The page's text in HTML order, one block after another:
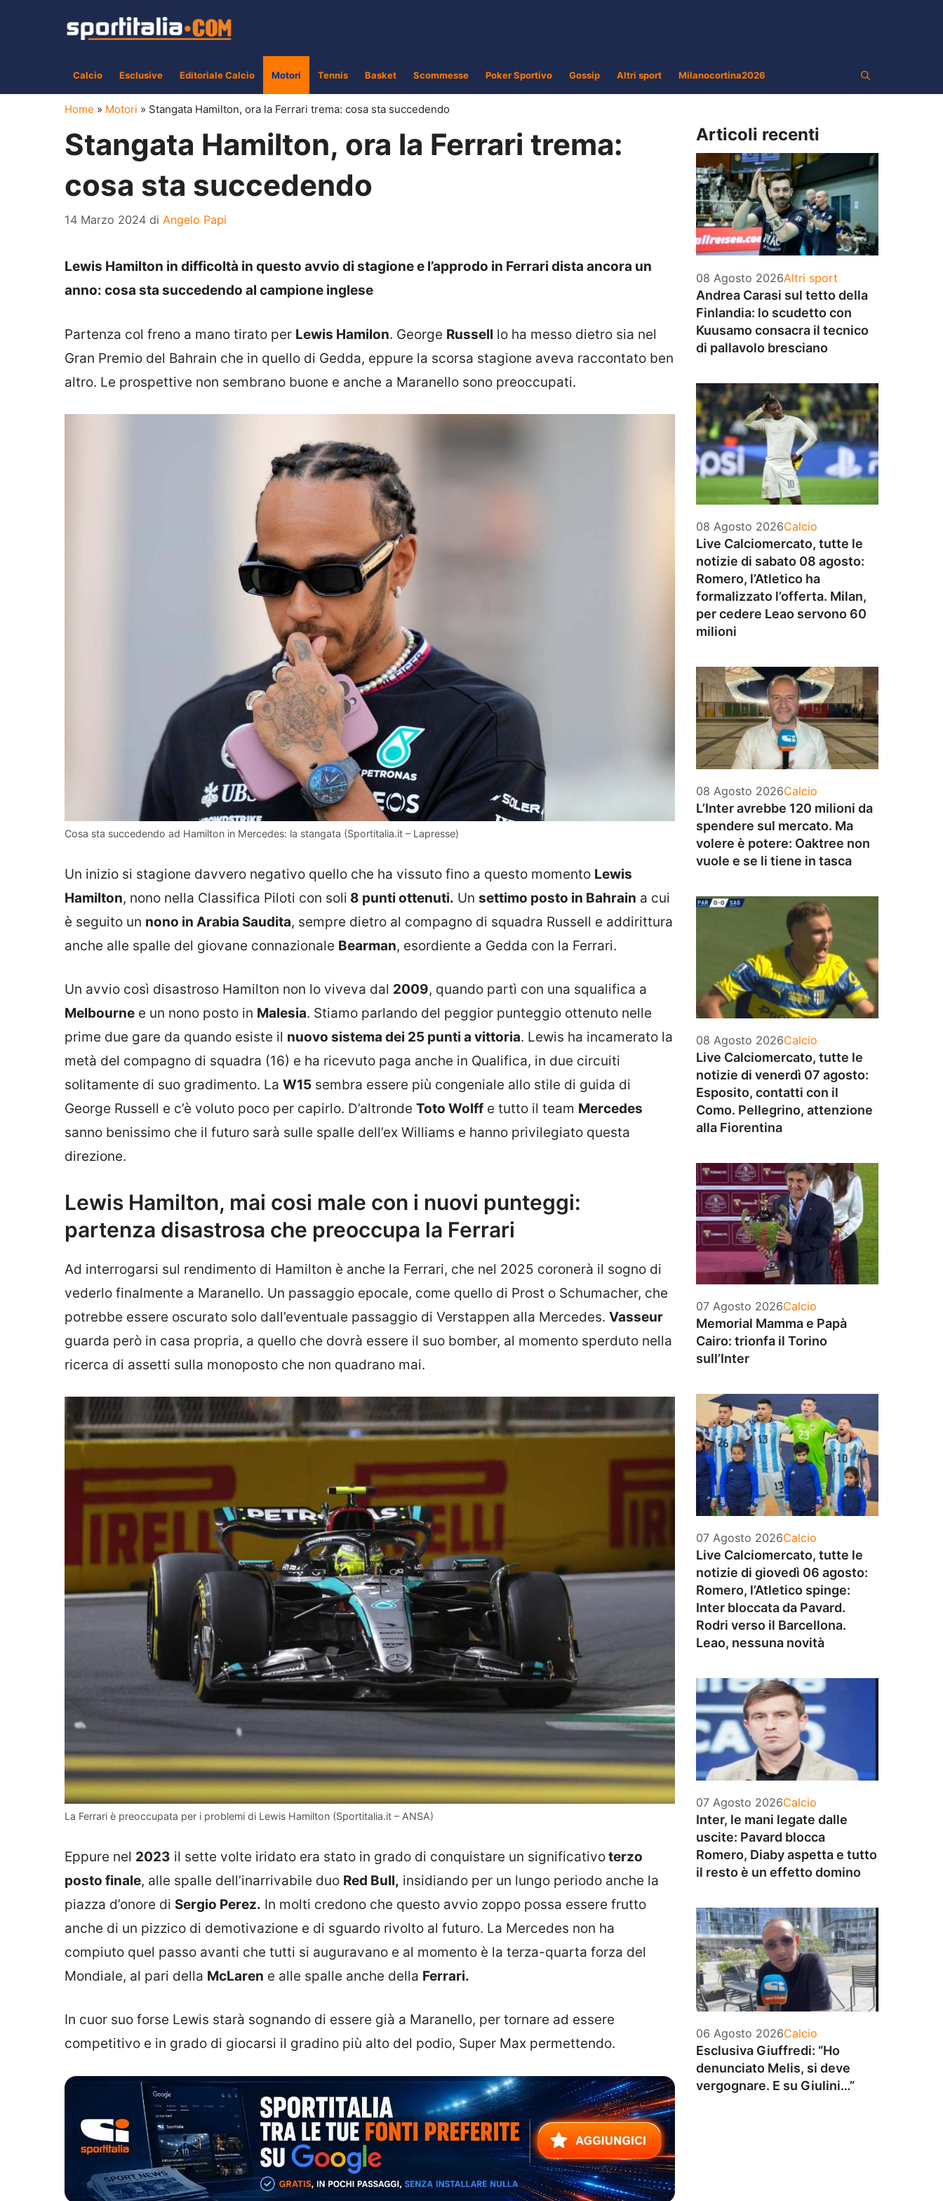
Calcio Esclusive Editoriale Calcio Motori Tennis Basket Scommesse Poker Sportivo Gossip Altri sport Milanocortina2026
Home » Motori » Stangata Hamilton, ora la Ferrari trema: cosa sta succedendo
Stangata Hamilton, ora la Ferrari trema:
cosa sta succedendo
14 Marzo 2024 di Angelo Papi
Lewis Hamilton in difficoltà in questo avvio di stagione e l’approdo in Ferrari dista ancora un
anno: cosa sta succedendo al campione inglese
Partenza col freno a mano tirato per Lewis Hamilon. George Russell lo ha messo dietro sia nel
Gran Premio del Bahrain che in quello di Gedda, eppure la scorsa stagione aveva raccontato ben
altro. Le prospettive non sembrano buone e anche a Maranello sono preoccupati.
Cosa sta succedendo ad Hamilton in Mercedes: la stangata (Sportitalia.it – Lapresse)
Un inizio si stagione davvero negativo quello che ha vissuto fino a questo momento Lewis
Hamilton, nono nella Classifica Piloti con soli 8 punti ottenuti. Un settimo posto in Bahrain a cui
è seguito un nono in Arabia Saudita, sempre dietro al compagno di squadra Russell e addirittura
anche alle spalle del giovane connazionale Bearman, esordiente a Gedda con la Ferrari.
Un avvio così disastroso Hamilton non lo viveva dal 2009, quando partì con una squalifica a
Melbourne e un nono posto in Malesia. Stiamo parlando del peggior punteggio ottenuto nelle
prime due gare da quando esiste il nuovo sistema dei 25 punti a vittoria. Lewis ha incamerato la
metà del compagno di squadra (16) e ha ricevuto paga anche in Qualifica, in due circuiti
solitamente di suo gradimento. La W15 sembra essere più congeniale allo stile di guida di
George Russell e c’è voluto poco per capirlo. D’altronde Toto Wolff e tutto il team Mercedes
sanno benissimo che il futuro sarà sulle spalle dell’ex Williams e hanno privilegiato questa
direzione.
Lewis Hamilton, mai cosi male con i nuovi punteggi:
partenza disastrosa che preoccupa la Ferrari
Ad interrogarsi sul rendimento di Hamilton è anche la Ferrari, che nel 2025 coronerà il sogno di
vederlo finalmente a Maranello. Un passaggio epocale, come quello di Prost o Schumacher, che
potrebbe essere oscurato solo dall’eventuale passaggio di Verstappen alla Mercedes. Vasseur
guarda però in casa propria, a quello che dovrà essere il suo bomber, al momento sperduto nella
ricerca di assetti sulla monoposto che non quadrano mai.
La Ferrari è preoccupata per i problemi di Lewis Hamilton (Sportitalia.it – ANSA)
Eppure nel 2023 il sette volte iridato era stato in grado di conquistare un significativoterzo
posto finale, alle spalle dell’inarrivabile duo Red Bull, insidiando per un lungo periodo anche la
piazza d’onore di Sergio Perez. In molti credono che questo avvio zoppo possa essere frutto
anche di un pizzico di demotivazione e di sguardo rivolto al futuro. La Mercedes non ha
compiuto quel passo avanti che tutti si auguravano e al momento è la terza-quarta forza del
Mondiale, al pari della McLaren e alle spalle anche della Ferrari.
In cuor suo forse Lewis starà sognando di essere già a Maranello, per tornare ad essere
competitivo e in grado di giocarsi il gradino più alto del podio, Super Max permettendo.
Articoli recenti
08 Agosto 2026Categorie
Altri sport
Andrea Carasi sul tetto della
Finlandia: lo scudetto con
Kuusamo consacra il tecnico
di pallavolo bresciano
08 Agosto 2026Categorie
Calcio
Live Calciomercato, tutte le
notizie di sabato 08 agosto:
Romero, l’Atletico ha
formalizzato l’offerta. Milan,
per cedere Leao servono 60
milioni
08 Agosto 2026Categorie
Calcio
L’Inter avrebbe 120 milioni da
spendere sul mercato. Ma
volere è potere: Oaktree non
vuole e se li tiene in tasca
08 Agosto 2026Categorie
Calcio
Live Calciomercato, tutte le
notizie di venerdì 07 agosto:
Esposito, contatti con il
Como. Pellegrino, attenzione
alla Fiorentina
07 Agosto 2026Categorie
Calcio
Memorial Mamma e Papà
Cairo: trionfa il Torino
sull’Inter
07 Agosto 2026Categorie
Calcio
Live Calciomercato, tutte le
notizie di giovedì 06 agosto:
Romero, l’Atletico spinge:
Inter bloccata da Pavard.
Rodri verso il Barcellona.
Leao, nessuna novità
07 Agosto 2026Categorie
Calcio
Inter, le mani legate dalle
uscite: Pavard blocca
Romero, Diaby aspetta e tutto
il resto è un effetto domino
06 Agosto 2026Categorie
Calcio
Esclusiva Giuffredi: “Ho
denunciato Melis, si deve
vergognare. E su Giulini…”